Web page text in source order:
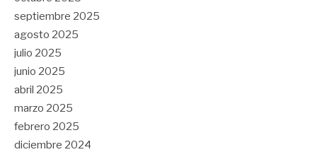
septiembre 2025
agosto 2025
julio 2025
junio 2025
abril 2025
marzo 2025
febrero 2025
diciembre 2024